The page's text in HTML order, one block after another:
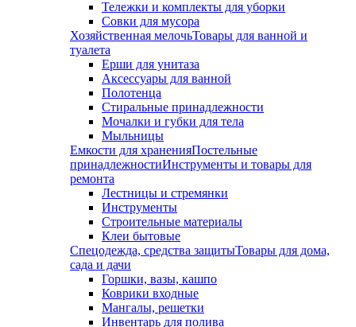
Тележки и комплекты для уборки
Совки для мусора
Хозяйственная мелочьТовары для ванной и
туалета
Ерши для унитаза
Аксессуары для ванной
Полотенца
Стиральные принадлежности
Мочалки и губки для тела
Мыльницы
Емкости для храненияПостельные
принадлежностиИнструменты и товары для
ремонта
Лестницы и стремянки
Инструменты
Строительные материалы
Клеи бытовые
Спецодежда, средства защитыТовары для дома,
сада и дачи
Горшки, вазы, кашпо
Коврики входные
Мангалы, решетки
Инвентарь для полива